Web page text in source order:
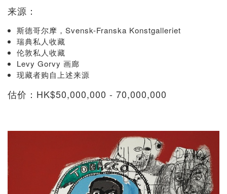
来源：
斯德哥尔摩，Svensk-Franska Konstgalleriet
瑞典私人收藏
伦敦私人收藏
Levy Gorvy 画廊
现藏者购自上述来源
估价：HK$50,000,000 - 70,000,000